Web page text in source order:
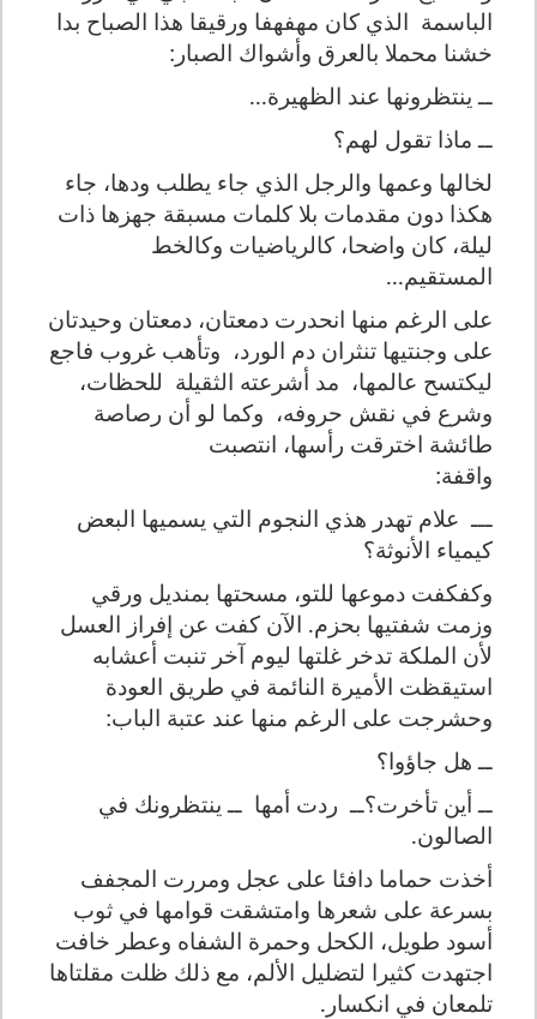
الباسمة الذي كان مهفهفا ورقيقا هذا الصباح بدا
خشنا محملا بالعرق وأشواك الصبار:
ــ ينتظرونها عند الظهيرة...
ــ ماذا تقول لهم؟
لخالها وعمها والرجل الذي جاء يطلب ودها، جاء
هكذا دون مقدمات بلا كلمات مسبقة جهزها ذات
ليلة، كان واضحا، كالرياضيات وكالخط
المستقيم...
على الرغم منها انحدرت دمعتان، دمعتان وحيدتان
على وجنتيها تنثران دم الورد، وتأهب غروب فاجع
ليكتسح عالمها، مد أشرعته الثقيلة للحظات،
وشرع في نقش حروفه، وكما لو أن رصاصة
طائشة اخترقت رأسها، انتصبت
واقفة:
ـــ علام تهدر هذي النجوم التي يسميها البعض
كيمياء الأنوثة؟
وكفكفت دموعها للتو، مسحتها بمنديل ورقي
وزمت شفتيها بحزم. الآن كفت عن إفراز العسل
لأن الملكة تدخر غلتها ليوم آخر تنبت أعشابه
استيقظت الأميرة النائمة في طريق العودة
وحشرجت على الرغم منها عند عتبة الباب:
ــ هل جاؤوا؟
ــ أين تأخرت؟ــ ردت أمها ــ ينتظرونك في
الصالون.
أخذت حماما دافئا على عجل ومررت المجفف
بسرعة على شعرها وامتشقت قوامها في ثوب
أسود طويل، الكحل وحمرة الشفاه وعطر خافت
اجتهدت كثيرا لتضليل الألم، مع ذلك ظلت مقلتاها
تلمعان في انكسار.